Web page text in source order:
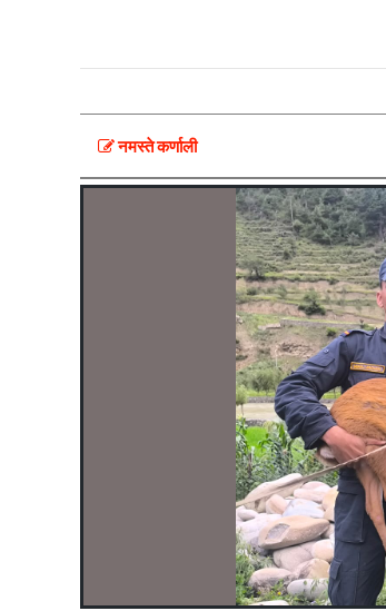
नमस्ते कर्णाली